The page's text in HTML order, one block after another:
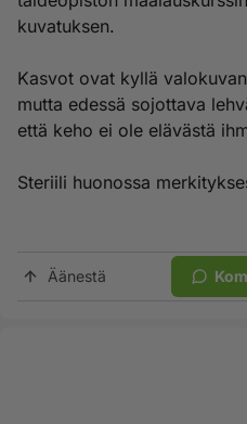
kuvatuksen.
Kasvot ovat kyllä
mutta edessä sojottava
että keho ei ole elävästä
Steriili huonossa
Äänestä